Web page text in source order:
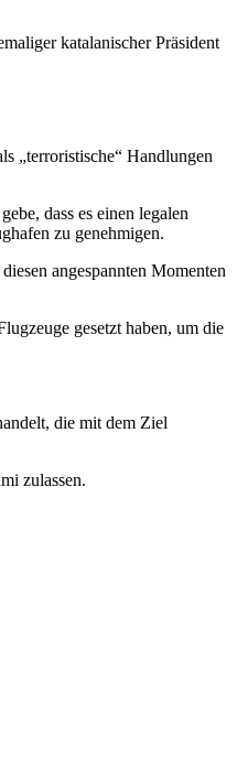
katalanischer Präsident
„terroristische“ Handlungen
dass es einen legalen
zu genehmigen.
angespannten Momenten
gesetzt haben, um die
die mit dem Ziel
zulassen.